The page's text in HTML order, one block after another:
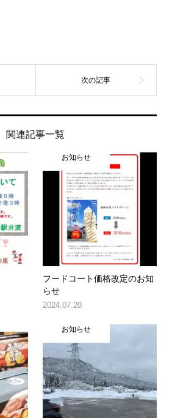
関連記事一覧
お知らせ
フードコート価格改定のお知
らせ
2024.07.20
お知らせ